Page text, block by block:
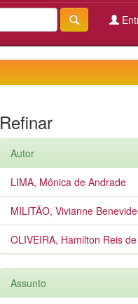
Refinar
Autor
LIMA, Mônica de Andrade
MILITÃO, Vivianne
OLIVEIRA, Hamilton Reis de
Assunto